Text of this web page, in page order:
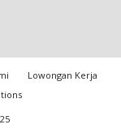
Lowongan Kerja